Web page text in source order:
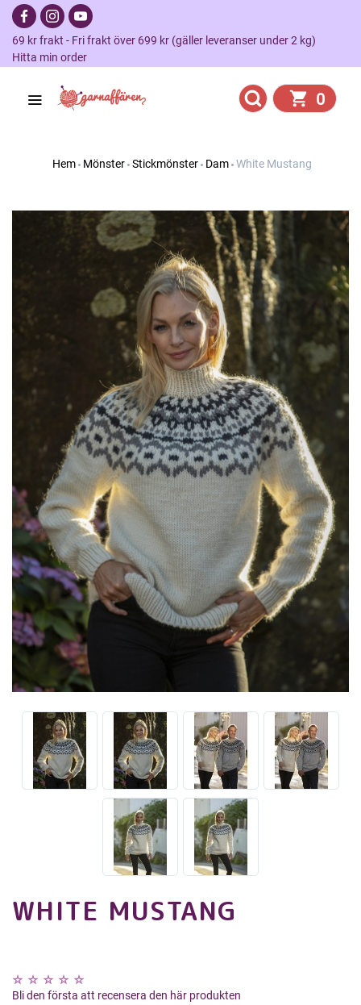
69 kr frakt - Fri frakt över 699 kr (gäller leveranser under 2 kg)
Hitta min order
0
Hem Mönster Stickmönster Dam White Mustang
WHITE MUSTANG
Bli den första att recensera den här produkten